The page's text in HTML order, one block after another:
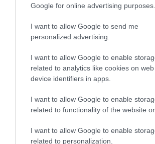
Google for online advertising purposes.
I want to allow Google to send me
personalized advertising.
I want to allow Google to enable
related to analytics like cookies on
device identifiers in apps.
I want to allow Google to enable
related to functionality of the website or
I want to allow Google to enable
related to personalization.
servizio online o servizio audiovisivo;
Servizio usando una rete proxy
e) usare le proprie credenziali per
Telelombardia o compiere qualunque
che consenta un accesso non
Servizio o ad account, sistemi
connessi al Servizio con mezzi quali
password mining o altri mezzi illeciti;
f) tentare di alterare, modificare,
engineering, disassemblare,
trasferire, scambiare o tradurre il